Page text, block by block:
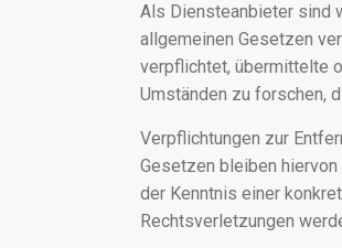
Als Diensteanbieter sind
allgemeinen Gesetzen
verpflichtet, übermittelte
Umständen zu forschen,
Verpflichtungen zur
Gesetzen bleiben
der Kenntnis einer
Rechtsverletzungen